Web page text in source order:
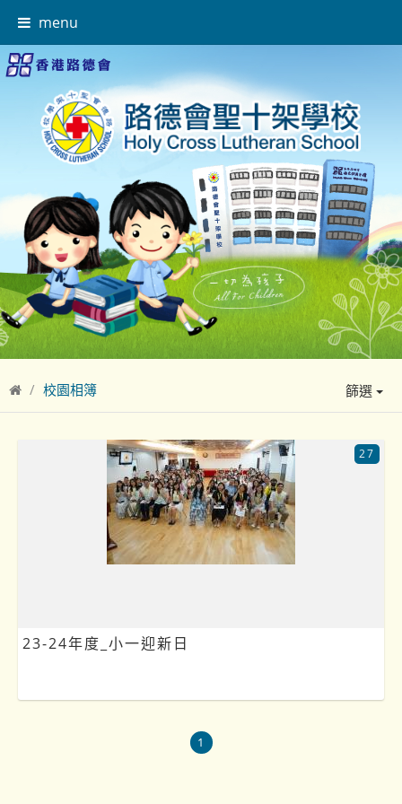
menu
校園相簿 篩選
23-24年度_小一迎新日
27
1